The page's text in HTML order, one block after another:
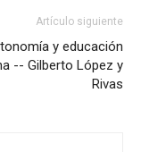
Artículo siguiente
y educación
-- Gilberto López y
Rivas